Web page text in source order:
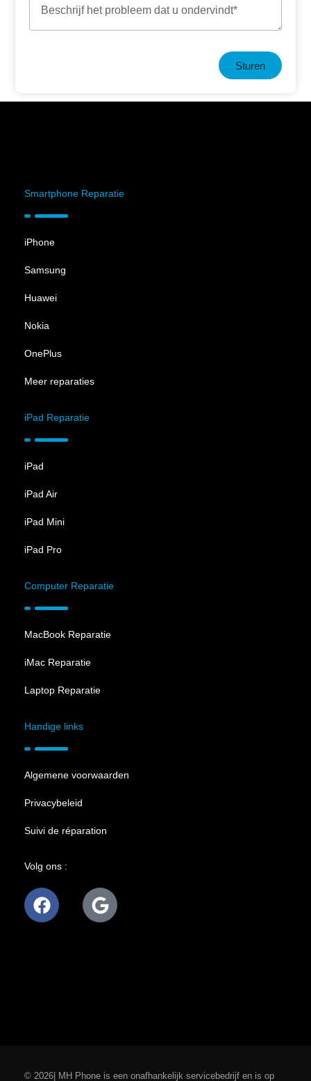
Sturen
Smartphone Reparatie
iPhone
Samsung
Huawei
Nokia
OnePlus
Meer reparaties
iPad Reparatie
iPad
iPad Air
iPad Mini
iPad Pro
Computer Reparatie
MacBook Reparatie
iMac Reparatie
Laptop Reparatie
Handige links
Algemene voorwaarden
Privacybeleid
Suivi de réparation
Volg ons :
© 2026| MH Phone is een onafhankelijk servicebedrijf en is op